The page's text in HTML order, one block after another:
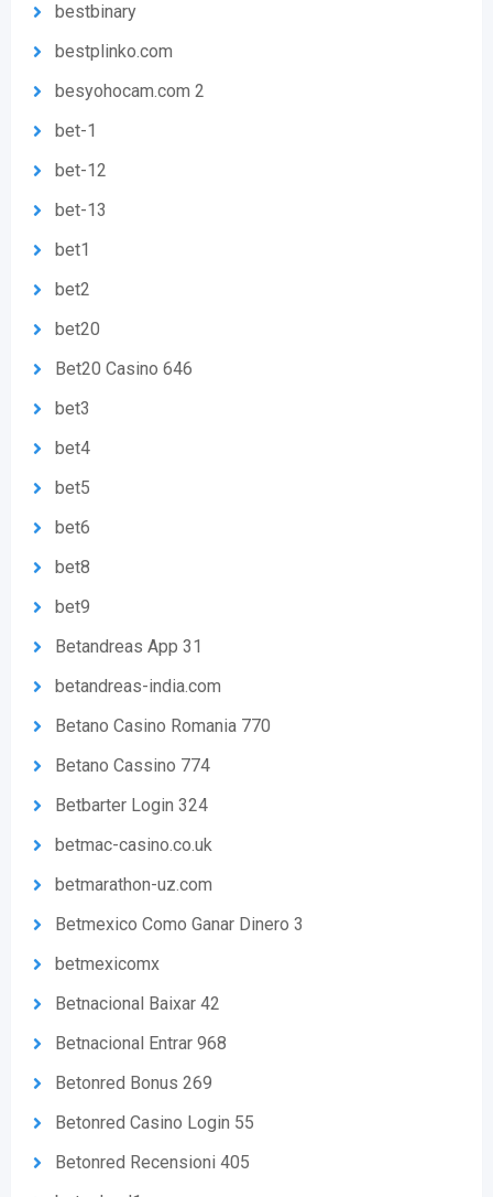
bestbinary
bestplinko.com
besyohocam.com 2
bet-1
bet-12
bet-13
bet1
bet2
bet20
Bet20 Casino 646
bet3
bet4
bet5
bet6
bet8
bet9
Betandreas App 31
betandreas-india.com
Betano Casino Romania 770
Betano Cassino 774
Betbarter Login 324
betmac-casino.co.uk
betmarathon-uz.com
Betmexico Como Ganar Dinero 3
betmexicomx
Betnacional Baixar 42
Betnacional Entrar 968
Betonred Bonus 269
Betonred Casino Login 55
Betonred Recensioni 405